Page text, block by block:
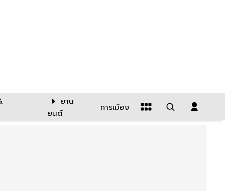
ยาน
ยนต์
การเมือง